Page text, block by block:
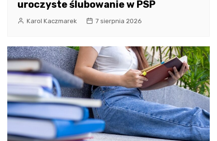
uroczyste ślubowanie w PSP
Karol Kaczmarek 7 sierpnia 2026